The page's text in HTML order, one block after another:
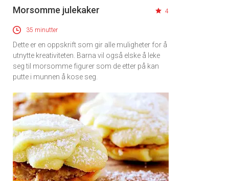
Morsomme julekaker 4
35 minutter
Dette er en oppskrift som gir alle muligheter for å
utnytte kreativiteten. Barna vil også elske å leke
seg til morsomme figurer som de etter på kan
putte i munnen å kose seg.